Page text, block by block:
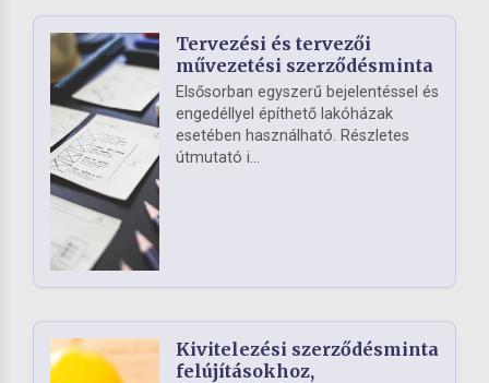
Tervezési és tervezői
művezetési szerződésminta
Elsősorban egyszerű bejelentéssel és
engedéllyel építhető lakóházak
esetében használható. Részletes
útmutató i...
Kivitelezési szerződésminta
felújításokhoz,